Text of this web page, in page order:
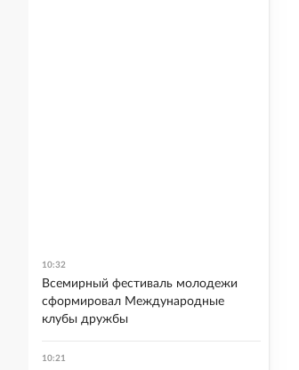
10:32
Всемирный фестиваль молодежи
сформировал Международные
клубы дружбы
10:21